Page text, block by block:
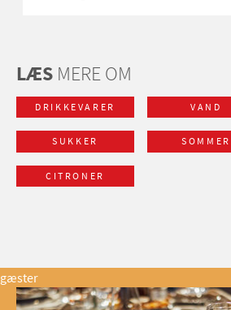
LÆS MERE OM
DRIKKEVARER VAND
SUKKER SOMMER
CITRONER
gæster